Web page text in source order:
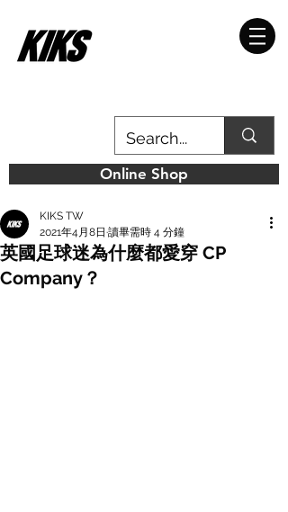
Online Shop
英國足球迷為什麼都愛穿 CP
Company？
KIKS TW
2021年4月8日 讀畢需時 4 分鐘